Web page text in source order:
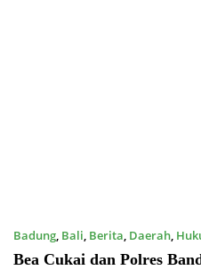
Badung, Bali, Berita, Daerah,
Bea Cukai dan Polres